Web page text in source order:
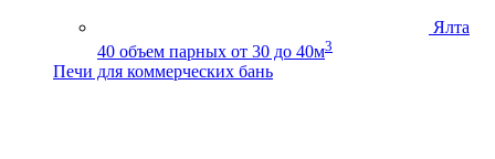
Ялта
40 объем парных от 30 до 40м3
Печи для коммерческих бань